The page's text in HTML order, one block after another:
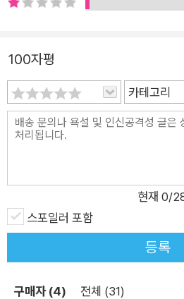
고 쓸모 있는 것으로 읽어주는 독자
도 말할 수 있다. 이 시들이 있었기
수 있다는 믿음을 포기하지 않을 수
꾸로 이 시들을 살게 한 것도 사실이
00권의 시집을 낼 수 있었던 것은 시
의지했기 때문에 가능했다.” - 조연정
0년이 지나도록 독자들의 꾸준한 사
없이 그 문학적 의미를 갱신해온 시집
원을 맡은 문학평론가 오생근, 조연
자인 65명의 시인마다 각 2편씩의 대
구절 “내가 그대를 불렀기 때문에 그
100자평
카테고리
현재 0/
스포일러 포함
등록
구매자 (4) 전체 (31)